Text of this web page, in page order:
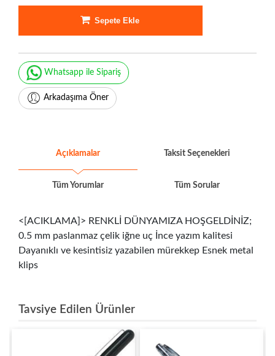
Sepete Ekle
Whatsapp ile Sipariş
Arkadaşıma Öner
Açıklamalar Taksit Seçenekleri
Tüm Yorumlar Tüm Sorular
<[ACIKLAMA]> RENKLİ DÜNYAMIZA HOŞGELDİNİZ;
0.5 mm paslanmaz çelik iğne uç İnce yazım kalitesi
Dayanıklı ve kesintisiz yazabilen mürekkep Esnek metal
klips
Tavsiye Edilen Ürünler